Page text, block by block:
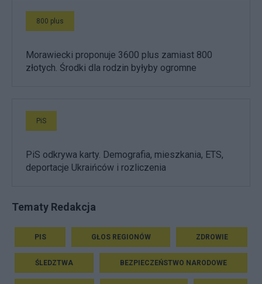
800 plus
Morawiecki proponuje 3600 plus zamiast 800
złotych. Środki dla rodzin byłyby ogromne
PiS
PiS odkrywa karty. Demografia, mieszkania, ETS,
deportacje Ukraińców i rozliczenia
Tematy Redakcja
PIS GŁOS REGIONÓW ZDROWIE
ŚLEDZTWA BEZPIECZEŃSTWO NARODOWE